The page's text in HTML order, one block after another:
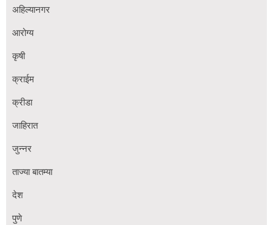
अहिल्यानगर
आरोग्य
कृषी
क्राईम
क्रीडा
जाहिरात
जुन्नर
ताज्या बातम्या
देश
पुणे